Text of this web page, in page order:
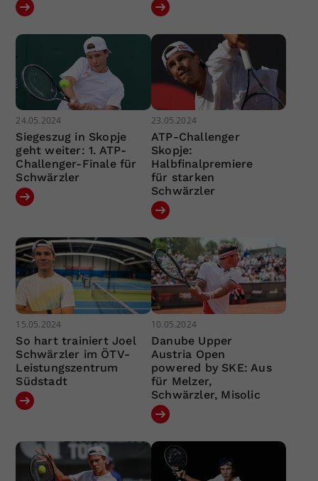
24.05.2024
Siegeszug in Skopje
geht weiter: 1. ATP-
Challenger-Finale für
Schwärzler
23.05.2024
ATP-Challenger
Skopje:
Halbfinalpremiere
für starken
Schwärzler
15.05.2024
So hart trainiert Joel
Schwärzler im ÖTV-
Leistungszentrum
Südstadt
10.05.2024
Danube Upper
Austria Open
powered by SKE: Aus
für Melzer,
Schwärzler, Misolic